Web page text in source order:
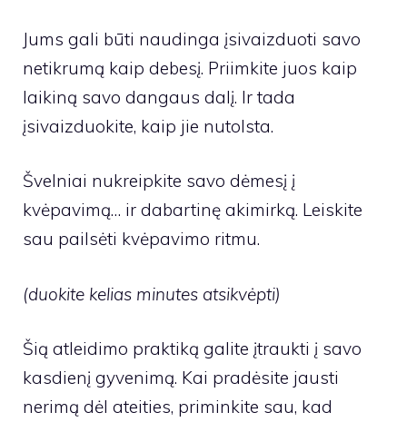
Jums gali būti naudinga įsivaizduoti savo
netikrumą kaip debesį. Priimkite juos kaip
laikiną savo dangaus dalį. Ir tada
įsivaizduokite, kaip jie nutolsta.
Švelniai nukreipkite savo dėmesį į
kvėpavimą… ir dabartinę akimirką. Leiskite
sau pailsėti kvėpavimo ritmu.
(duokite kelias minutes atsikvėpti)
Šią atleidimo praktiką galite įtraukti į savo
kasdienį gyvenimą. Kai pradėsite jausti
nerimą dėl ateities, priminkite sau, kad